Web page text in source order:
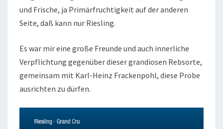
und Frische, ja Primärfruchtigkeit auf der anderen
Seite, daß kann nur Riesling.
Es war mir eine große Freunde und auch innerliche
Verpflichtung gegenüber dieser grandiosen Rebsorte,
gemeinsam mit Karl-Heinz Frackenpohl, diese Probe
ausrichten zu dürfen.